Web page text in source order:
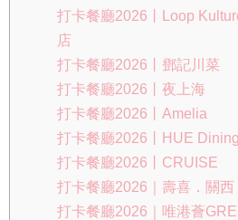
打卡餐廳2026丨Loop
店
打卡餐廳2026丨鄧記川菜
打卡餐廳2026丨夜上海
打卡餐廳2026丨Amelia
打卡餐廳2026丨HUE Dining
打卡餐廳2026丨CRUISE
打卡餐廳2026｜壽喜．關西
打卡餐廳2026｜唯港薈